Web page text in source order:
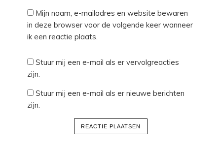
Mijn naam, e-mailadres en website bewaren
in deze browser voor de volgende keer wanneer
ik een reactie plaats.
Stuur mij een e-mail als er vervolgreacties
zijn.
Stuur mij een e-mail als er nieuwe berichten
zijn.